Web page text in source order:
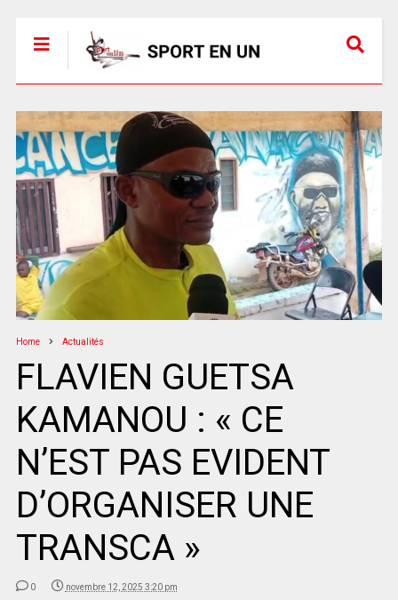
Home Actualités
FLAVIEN GUETSA
KAMANOU : « CE
N’EST PAS EVIDENT
D’ORGANISER UNE
TRANSCA »
0 novembre 12, 2025 3:20 pm